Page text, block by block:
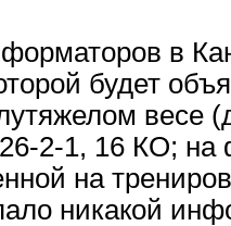
в
будет
весе
2-1, 16 КО; на
на
никакой